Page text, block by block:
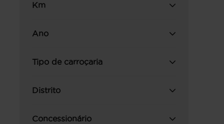
Km
Ano
Tipo de carroçaria
Distrito
Concessionário